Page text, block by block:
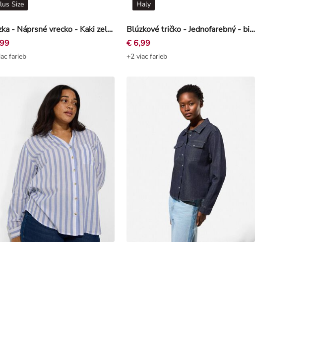
Blúzka - Náprsné vrecko - Kaki zelená
Size
farieb
Blúzkové tričko - Jednofarebný - biely
Haly
€ 6,99
+2 viac farieb